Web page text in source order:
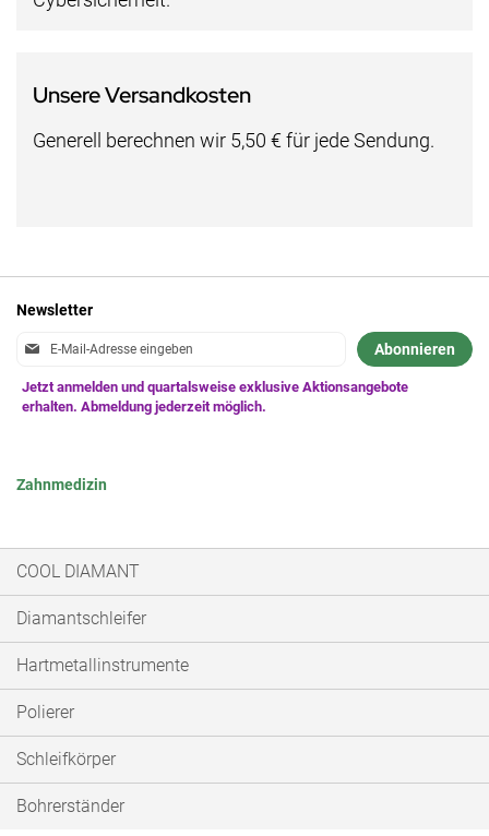
Unsere Versandkosten
Generell berechnen wir 5,50 € für jede Sendung.
Newsletter
Anmeldung
Newsletter:
Abonnieren
Zahnmedizin
COOL DIAMANT
Diamantschleifer
Hartmetallinstrumente
Polierer
Schleifkörper
Bohrerständer